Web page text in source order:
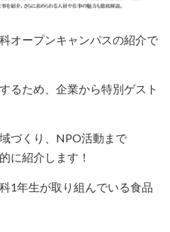
オープンキャンパスの紹介で
るため、企業から特別ゲスト
づくり、NPO活動まで
に紹介します！
1年生が取り組んでいる食品